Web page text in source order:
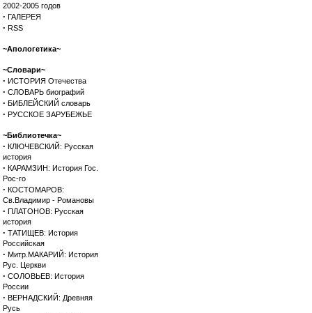
2002-2005 годов
· ГАЛЕРЕЯ
· RSS
~Апологетика~
~Словари~
· ИСТОРИЯ Отечества
· СЛОВАРЬ биографий
· БИБЛЕЙСКИЙ словарь
· РУССКОЕ ЗАРУБЕЖЬЕ
~Библиотечка~
· КЛЮЧЕВСКИЙ: Русская
история
· КАРАМЗИН: История Гос.
Рос-го
· КОСТОМАРОВ:
Св.Владимир - Романовы
· ПЛАТОНОВ: Русская
история
· ТАТИЩЕВ: История
Российская
· Митр.МАКАРИЙ: История
Рус. Церкви
· СОЛОВЬЕВ: История
России
· ВЕРНАДСКИЙ: Древняя
Русь